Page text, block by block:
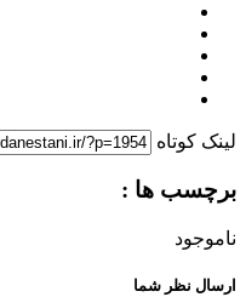
لینک کوتاه
برچسب ها :
ناموجود
ارسال نظر شما